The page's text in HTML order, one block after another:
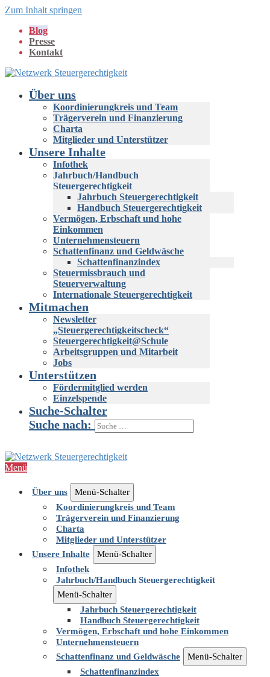
Zum Inhalt springen
Blog
Presse
Kontakt
Über uns
Koordinierungkreis und Team
Trägerverein und Finanzierung
Charta
Mitglieder und Unterstützer
Unsere Inhalte
Infothek
Jahrbuch/Handbuch
Steuergerechtigkeit
Jahrbuch Steuergerechtigkeit
Handbuch Steuergerechtigkeit
Vermögen, Erbschaft und hohe
Einkommen
Unternehmensteuern
Schattenfinanz und Geldwäsche
Schattenfinanzindex
Steuermissbrauch und
Steuerverwaltung
Internationale Steuergerechtigkeit
Mitmachen
Newsletter
„Steuergerechtigkeitscheck“
Steuergerechtigkeit@Schule
Arbeitsgruppen und Mitarbeit
Jobs
Unterstützen
Fördermitglied werden
Einzelspende
Suche-Schalter
Suche nach:
Menü
Über uns
Menü-Schalter
Koordinierungkreis und Team
Trägerverein und Finanzierung
Charta
Mitglieder und Unterstützer
Unsere Inhalte
Menü-Schalter
Infothek
Jahrbuch/Handbuch Steuergerechtigkeit
Menü-Schalter
Jahrbuch Steuergerechtigkeit
Handbuch Steuergerechtigkeit
Vermögen, Erbschaft und hohe Einkommen
Unternehmensteuern
Schattenfinanz und Geldwäsche
Menü-Schalter
Schattenfinanzindex